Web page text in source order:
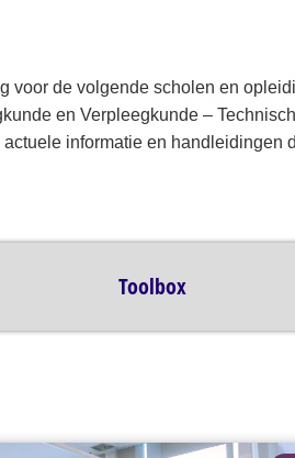
voor de volgende scholen en
en Verpleegkunde –
informatie en handleidingen
Toolbox